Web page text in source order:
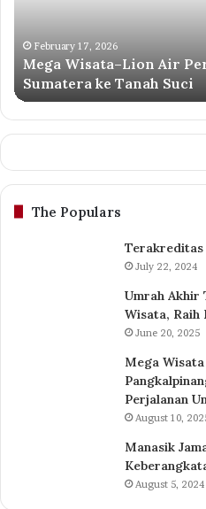
Sumatera
ke
Tanah
Suci
February 17, 2026
Mega Wisata–Lion Air
Sumatera ke Tanah Suci
The Populars
Terakreditas
July 22, 2024
Umrah Akhir
Wisata, Raih
June 20, 2025
Mega
Perjalanan
August 10,
Manasik
August 5, 2024